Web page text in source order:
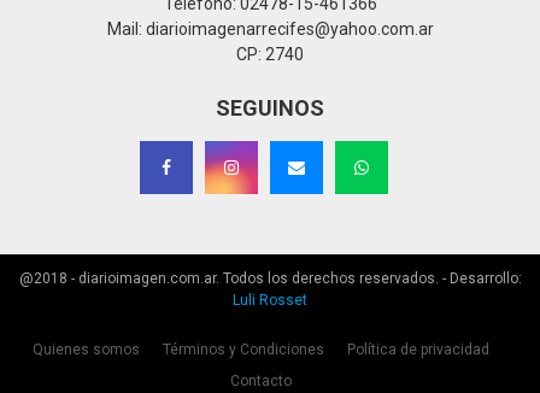
Mail: diarioimagenarrecifes@yahoo.com.ar
CP: 2740
SEGUINOS
@2018 - diarioimagen.com.ar. Todos los derechos reservados. - Desarrollo:
Luli Rosset
Quienes somos Términos y Condiciones
Política de privacidad
Contacto